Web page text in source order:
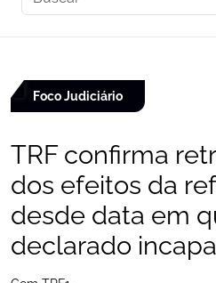
Foco Judiciário
TRF confirma
dos efeitos da
desde data em
declarado